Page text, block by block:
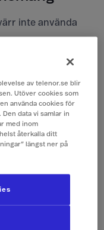
inte använda
kr/dygn (0,1 GB)
(Surfpass)
av telenor.se blir
Utöver cookies som
använda cookies för
data vi samlar in
med inom
återkalla ditt
längst ner på